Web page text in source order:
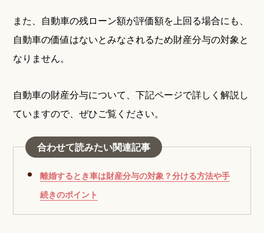
また、自動車の残ローン額が評価額を上回る場合にも、
自動車の価値はないとみなされるため財産分与の対象と
なりません。
自動車の財産分与について、下記ページで詳しく解説し
ていますので、ぜひご覧ください。
合わせて読みたい関連記事
離婚するとき車は財産分与の対象？分ける方法や手
続きのポイント